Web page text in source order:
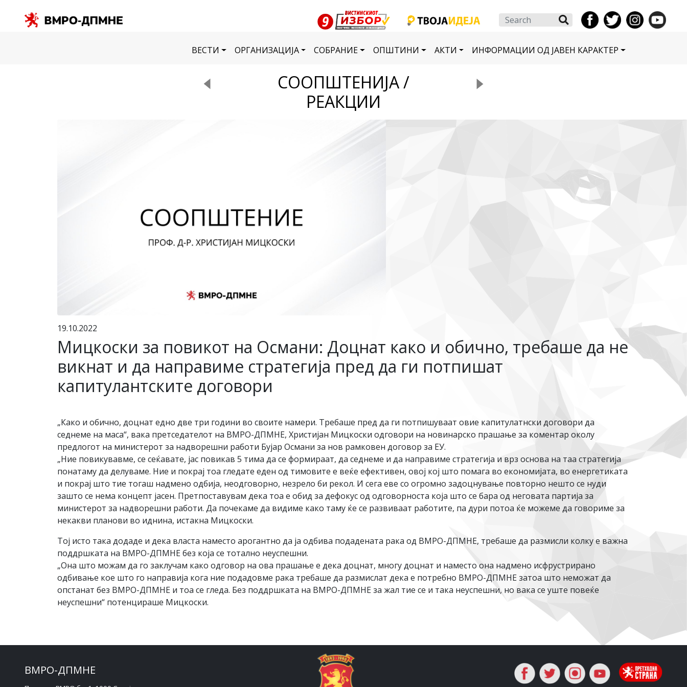
Search
ВЕСТИ ОРГАНИЗАЦИЈА СОБРАНИЕ ОПШТИНИ АКТИ ИНФОРМАЦИИ ОД ЈАВЕН КАРАКТЕР
СООПШТЕНИЈА /
РЕАКЦИИ
19.10.2022
Мицкоски за повикот на Османи: Доцнат како и обично, требаше да не
викнат и да направиме стратегија пред да ги потпишат
капитулантските договори
„Како и обично, доцнат едно две три години во своите намери. Требаше пред да ги потпишуваат овие капитулатнски договори да
седнеме на маса“, вака претседателот на ВМРО-ДПМНЕ, Христијан Мицкоски одговори на новинарско прашање за коментар околу
предлогот на министерот за надворешни работи Бујар Османи за нов рамковен договор за ЕУ.
„Ние повикувавме, се сеќавате, јас повикав 5 тима да се формираат, да седнеме и да направиме стратегија и врз основа на таа стратегија
понатаму да делуваме. Ние и покрај тоа гледате еден од тимовите е веќе ефективен, овој кој што помага во економијата, во енергетиката
и покрај што тие тогаш надмено одбија, неодговорно, незрело би рекол. И сега еве со огромно задоцнување повторно нешто се нуди
зашто се нема концепт јасен. Претпоставувам дека тоа е обид за дефокус од одговорноста која што се бара од неговата партија за
министерот за надворешни работи. Да почекаме да видиме како таму ќе се развиваат работите, па дури потоа ќе можеме да говориме за
некакви планови во иднина, истакна Мицкоски.
Тој исто така додаде и дека власта наместо арогантно да ја одбива подадената рака од ВМРО-ДПМНЕ, требаше да размисли колку е важна
поддршката на ВМРО-ДПМНЕ без која се тотално неуспешни.
„Она што можам да го заклучам како одговор на ова прашање е дека доцнат, многу доцнат и наместо она надмено исфрустрирано
одбивање кое што го направија кога ние подадовме рака требаше да размислат дека е потребно ВМРО-ДПМНЕ затоа што неможат да
опстанат без ВМРО-ДПМНЕ и тоа се гледа. Без поддршката на ВМРО-ДПМНЕ за жал тие се и така неуспешни, но вака се уште повеќе
неуспешни“ потенцираше Мицкоски.
ВМРО-ДПМНЕ